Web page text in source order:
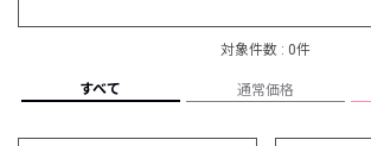
対象件数 : 0件
すべて 通常価格